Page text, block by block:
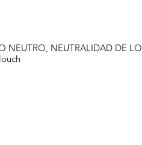
NEUTRO, NEUTRALIDAD DE LO